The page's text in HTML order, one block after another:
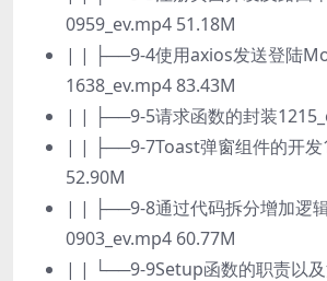
0959_ev.mp4 51.18M
| | ├──9-4使用axios发送登陆
1638_ev.mp4 83.43M
| | ├──9-5请求函数的封装
| | ├──9-7Toast弹窗组件的开发
52.90M
| | ├──9-8通过代码拆分增加逻
0903_ev.mp4 60.77M
| | └──9-9Setup函数的职责以